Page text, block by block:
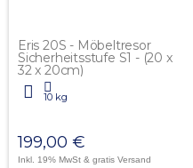
Eris 20S - Möbeltresor
Sicherheitsstufe S1 - (20 x
32 x 20cm)
10 kg
199,00 €
Inkl. 19% MwSt & gratis Versand